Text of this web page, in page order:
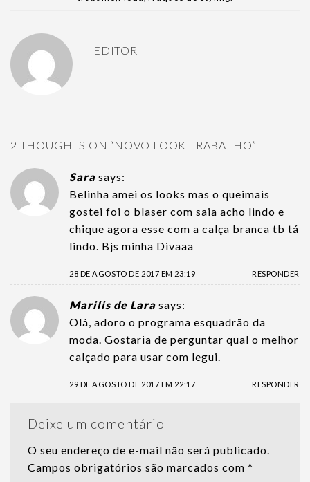
EDITOR
2 THOUGHTS ON “NOVO LOOK TRABALHO”
Sara says:
Belinha amei os looks mas o queimais
gostei foi o blaser com saia acho lindo e
chique agora esse com a calça branca tb tá
lindo. Bjs minha Divaaa
28 DE AGOSTO DE 2017 EM 23:19 RESPONDER
Marilis de Lara says:
Olá, adoro o programa esquadrão da
moda. Gostaria de perguntar qual o melhor
calçado para usar com legui.
29 DE AGOSTO DE 2017 EM 22:17 RESPONDER
Deixe um comentário
O seu endereço de e-mail não será publicado.
Campos obrigatórios são marcados com *